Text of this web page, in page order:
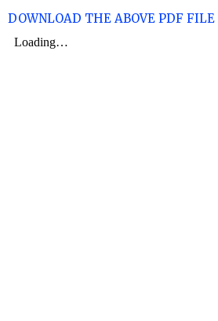
DOWNLOAD THE ABOVE PDF FILE